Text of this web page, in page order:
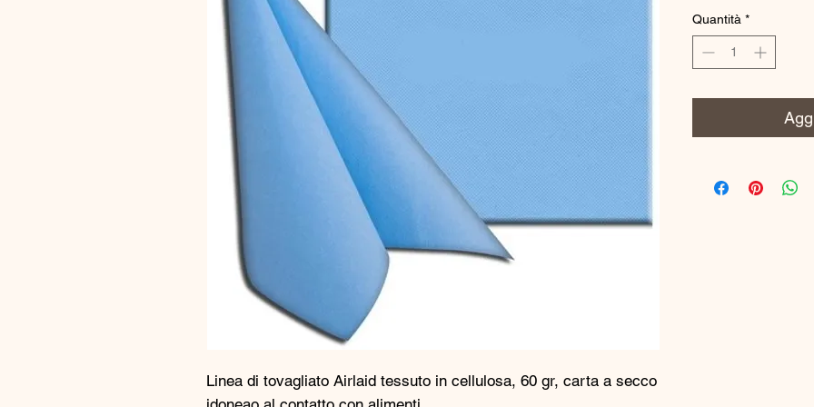
Linea di tovagliato Airlaid tessuto in cellulosa, 60 gr, carta a secco
Quantità *